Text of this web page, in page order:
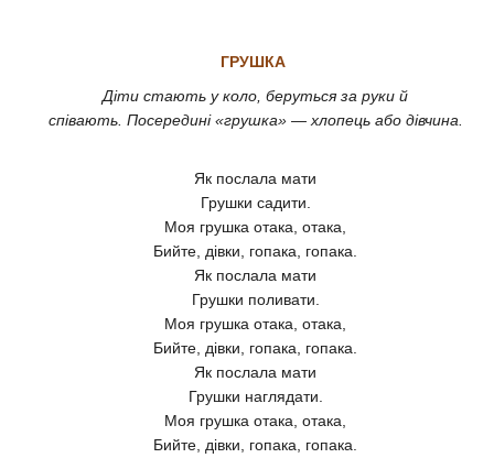
ГРУШКА
Діти стають у коло, беруться за руки й
співають. Посередині «грушка» — хлопець або дівчина.
Як послала мати
Грушки садити.
Моя грушка отака, отака,
Бийте, дівки, гопака, гопака.
Як послала мати
Грушки поливати.
Моя грушка отака, отака,
Бийте, дівки, гопака, гопака.
Як послала мати
Грушки наглядати.
Моя грушка отака, отака,
Бийте, дівки, гопака, гопака.